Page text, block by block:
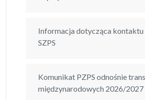
Informacja dotycząca kontaktu
SZPS
Komunikat PZPS odnośnie
międzynarodowych 2026/2027